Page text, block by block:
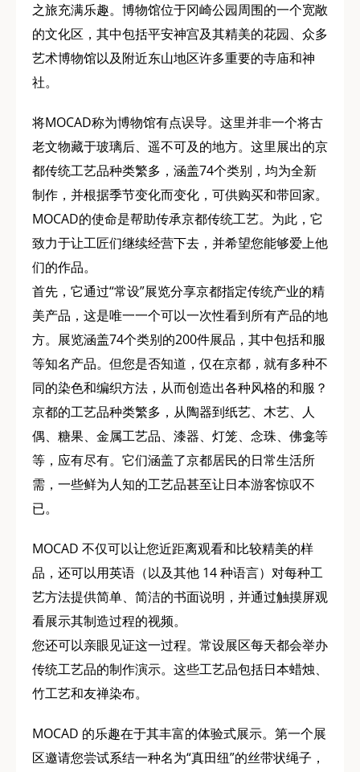
之旅充满乐趣。博物馆位于冈崎公园周围的一个宽敞
的文化区，其中包括平安神宫及其精美的花园、众多
艺术博物馆以及附近东山地区许多重要的寺庙和神
社。
将MOCAD称为博物馆有点误导。这里并非一个将古
老文物藏于玻璃后、遥不可及的地方。这里展出的京
都传统工艺品种类繁多，涵盖74个类别，均为全新
制作，并根据季节变化而变化，可供购买和带回家。
MOCAD的使命是帮助传承京都传统工艺。为此，它
致力于让工匠们继续经营下去，并希望您能够爱上他
们的作品。
首先，它通过“常设”展览分享京都指定传统产业的精
美产品，这是唯一一个可以一次性看到所有产品的地
方。展览涵盖74个类别的200件展品，其中包括和服
等知名产品。但您是否知道，仅在京都，就有多种不
同的染色和编织方法，从而创造出各种风格的和服？
京都的工艺品种类繁多，从陶器到纸艺、木艺、人
偶、糖果、金属工艺品、漆器、灯笼、念珠、佛龛等
等，应有尽有。它们涵盖了京都居民的日常生活所
需，一些鲜为人知的工艺品甚至让日本游客惊叹不
已。
MOCAD 不仅可以让您近距离观看和比较精美的样
品，还可以用英语（以及其他 14 种语言）对每种工
艺方法提供简单、简洁的书面说明，并通过触摸屏观
看展示其制造过程的视频。
您还可以亲眼见证这一过程。常设展区每天都会举办
传统工艺品的制作演示。这些工艺品包括日本蜡烛、
竹工艺和友禅染布。
MOCAD 的乐趣在于其丰富的体验式展示。第一个展
区邀请您尝试系结一种名为“真田纽”的丝带状绳子，